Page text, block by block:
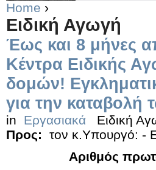
Home ›
Ειδική Αγωγή
Έως και 8 μήνες
Κέντρα Ειδικής
δομών!
για την
in Εργασιακά
Ειδική
Προς:
τον κ.Υπουργό: -
Αριθμός